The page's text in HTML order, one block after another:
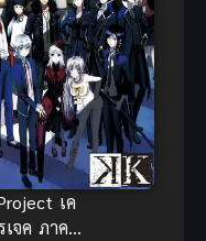
เค
เจค ภาค